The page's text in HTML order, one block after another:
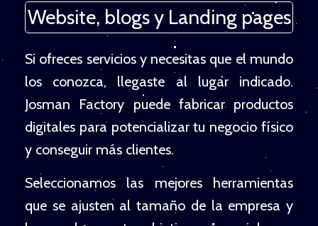
Website, blogs y Landing pages
Si ofreces servicios y necesitas que el mundo
los conozca, llegaste al lugar indicado.
Josman Factory puede fabricar productos
digitales para potencializar tu negocio físico
y conseguir más clientes.
Seleccionamos las mejores herramientas
que se ajusten al tamaño de la empresa y